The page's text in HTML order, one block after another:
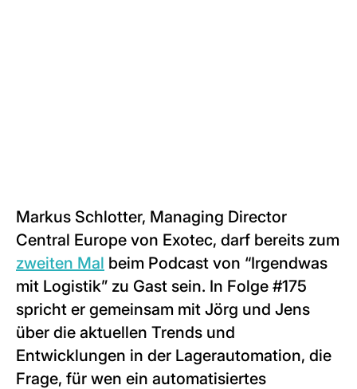
Markus Schlotter, Managing Director
Central Europe von Exotec, darf bereits zum
zweiten Mal beim Podcast von “Irgendwas
mit Logistik” zu Gast sein. In Folge #175
spricht er gemeinsam mit Jörg und Jens
über die aktuellen Trends und
Entwicklungen in der Lagerautomation, die
Frage, für wen ein automatisiertes